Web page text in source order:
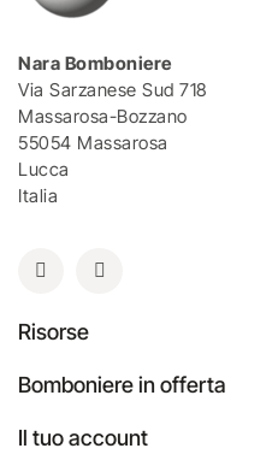
Nara Bomboniere
Via Sarzanese Sud 718
Massarosa-Bozzano
55054 Massarosa
Lucca
Italia
Risorse
Bomboniere in offerta
Il tuo account